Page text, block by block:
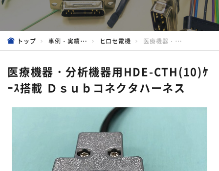
トップ 事例・実績 - 標準ハーネス加工 ヒロセ電機 医療機器・分析機器用HDE-CTH(10)ｹｰｽ搭載 Ｄｓｕｂコネクタハーネス
医療機器・分析機器用HDE-CTH(10)ｹ
ｰｽ搭載 Ｄｓｕｂコネクタハーネス